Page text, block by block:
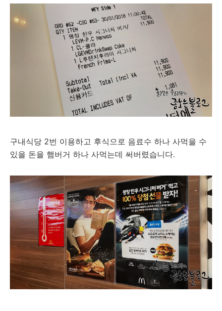
구내식당 2번 이용하고 후식으로 음료수 하나 사먹을 수
있을 돈을 햄버거 하나 사먹는데 써버렸습니다.